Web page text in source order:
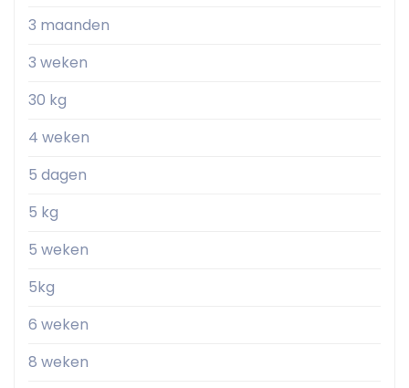
3 maanden
3 weken
30 kg
4 weken
5 dagen
5 kg
5 weken
5kg
6 weken
8 weken